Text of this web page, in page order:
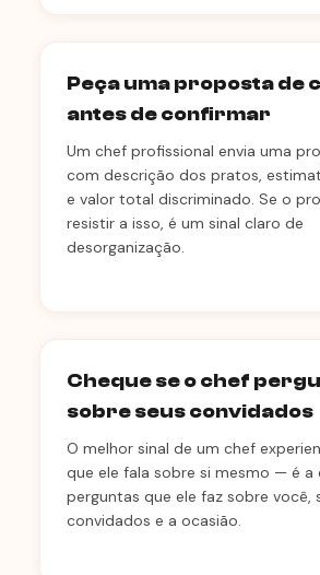
Peça uma proposta de
antes de confirmar
Um chef profissional envia uma
com descrição dos pratos,
e valor total discriminado. Se o
resistir a isso, é um sinal claro de
desorganização.
Cheque se o chef
sobre seus convidados
O melhor sinal de um chef
que ele fala sobre si mesmo — é a
perguntas que ele faz sobre você,
convidados e a ocasião.